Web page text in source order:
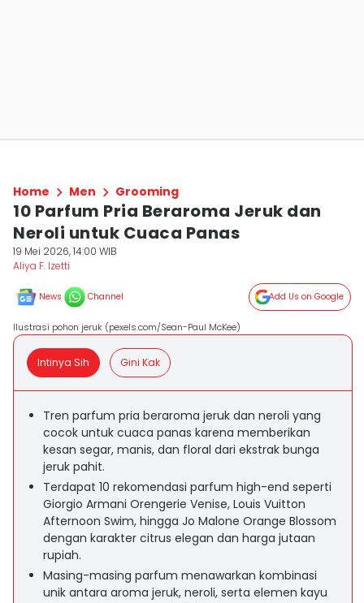
Home Men Grooming
10 Parfum Pria Beraroma Jeruk dan
Neroli untuk Cuaca Panas
19 Mei 2026, 14:00 WIB
Aliya F. Izetti
News Channel Add Us on Google
Ilustrasi pohon jeruk (pexels.com/Sean-Paul McKee)
Intinya Sih Gini Kak
Tren parfum pria beraroma jeruk dan neroli yang
cocok untuk cuaca panas karena memberikan
kesan segar, manis, dan floral dari ekstrak bunga
jeruk pahit.
Terdapat 10 rekomendasi parfum high-end seperti
Giorgio Armani Orengerie Venise, Louis Vuitton
Afternoon Swim, hingga Jo Malone Orange Blossom
dengan karakter citrus elegan dan harga jutaan
rupiah.
Masing-masing parfum menawarkan kombinasi
unik antara aroma jeruk, neroli, serta elemen kayu